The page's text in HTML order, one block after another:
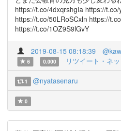
https://t.co/4dxqrshgIa https://
https://t.co/50LRoSCxln https://
https://t.co/1OZ9S9lGvY
2019-08-15 08:18:39
6
0.000 リツイート・ネ
1 @nyatasenaru
0